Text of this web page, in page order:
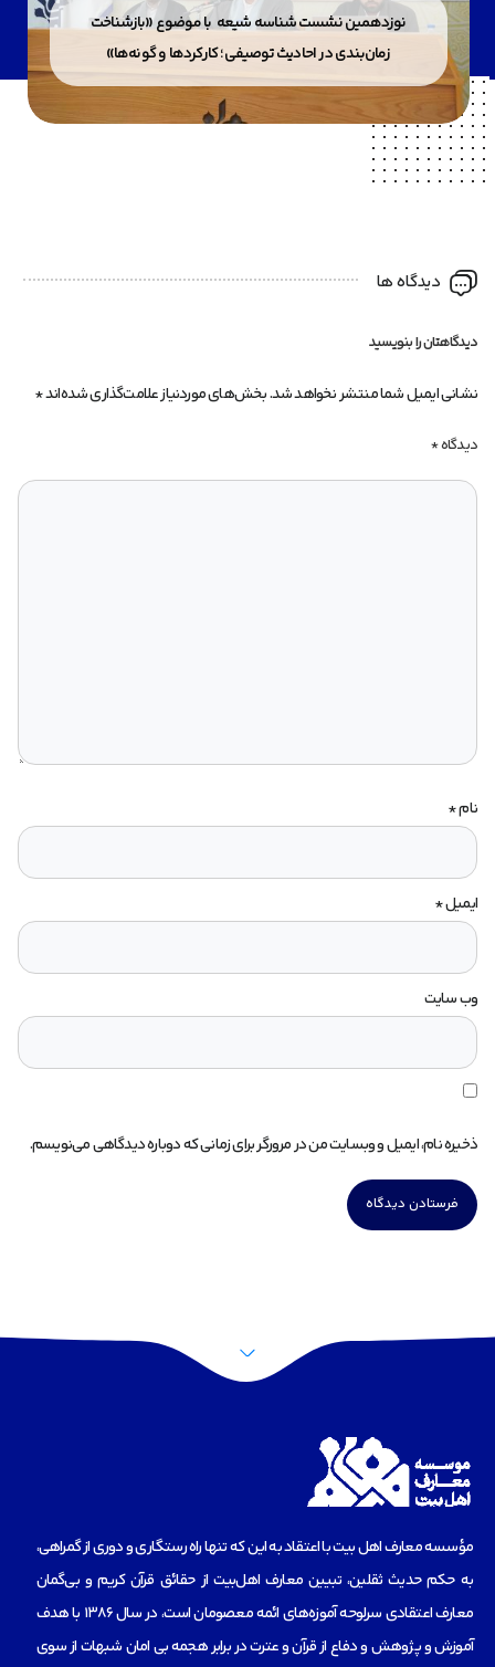
نوزدهمین نشست شناسه شیعه با موضوع «بازشناخت
زمان‌بندی در احادیث توصیفی؛ کارکردها و گونه‌ها»
دیدگاه ها
دیدگاهتان را بنویسید
نشانی ایمیل شما منتشر نخواهد شد.بخش‌های موردنیاز علامت‌گذاری شده‌اند*
دیدگاه*
نام*
ایمیل*
وب‌ سایت
ذخیره نام، ایمیل و وبسایت من در مرورگر برای زمانی که دوباره دیدگاهی می‌نویسم.
مؤسسه‌ معارف اهل بیت با اعتقاد به این که تنها راه رستگاری و دوری از گمراهی،
به حکم حدیث ثقلین، تبیین معارف اهل‌بیت از حقائق قرآن کریم و بی‌گمان
معارف اعتقادی سرلوحه آموزه‌های ائمه معصومان است، در سال 1386 با هدف
آموزش و پژوهش و دفاع از قرآن و عترت در برابر هجمه بی امان شبهات از سوی